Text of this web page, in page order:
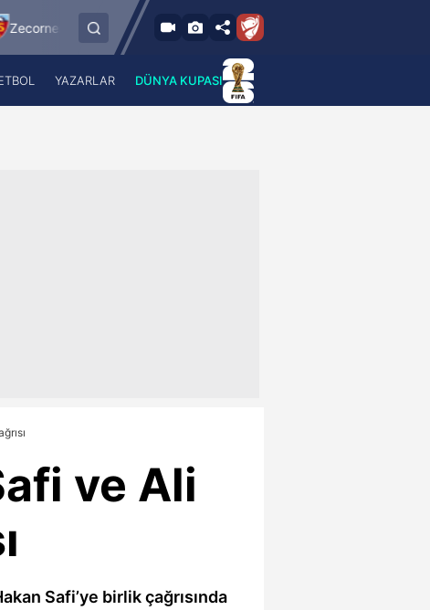
Kayserispor Sipay Bodrum FK
9.8.2026 - Paz
21:30
A Haber Radyo
YAZARLAR DÜNYA KUPASI
ve Ali
Safi’ye birlik çağrısında